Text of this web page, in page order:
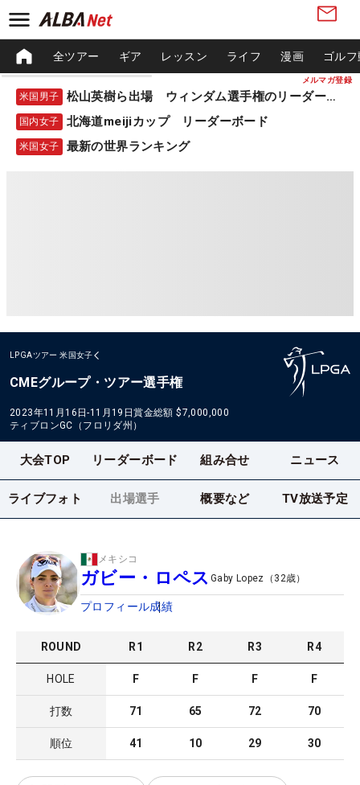
メルマガ登録
全ツアー ギア レッスン ライフ 漫画 ゴル
米国男子 松山英樹ら出場 ウィンダム選手権のリーダーボード
国内女子 北海道meijiカップ リーダーボード
米国女子 最新の世界ランキング
LPGAツアー 米国女子
CMEグループ・ツアー選手権
2023年11月16日-11月19日賞金総額 $7,000,000
ティブロンGC（フロリダ州）
大会TOP リーダーボード 組み合せ ニュース
ライブフォト 出場選手 概要など TV放送予定
メキシコ
ガビー・ロペス Gaby Lopez （ 32歳）
プロフィール成績
ROUND R1 R2 R3 R4
HOLE F F F F
打数 71 65 72 70
順位 41 10 29 30